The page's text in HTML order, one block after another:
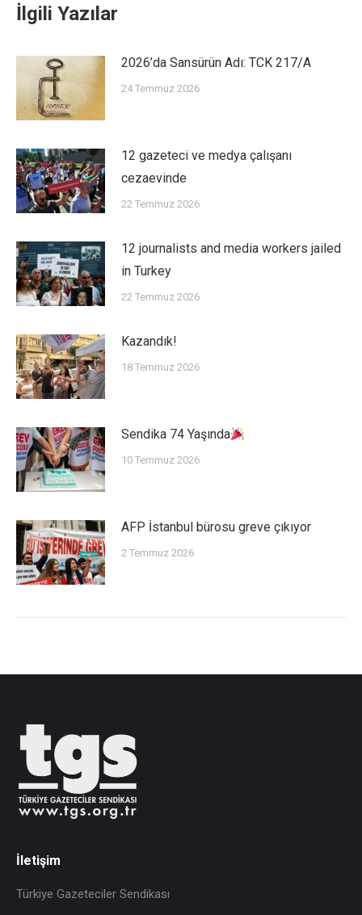
İlgili Yazılar
2026’da Sansürün Adı: TCK 217/A
24 Temmuz 2026
12 gazeteci ve medya çalışanı
cezaevinde
22 Temmuz 2026
12 journalists and media workers jailed
in Turkey
22 Temmuz 2026
Kazandık!
18 Temmuz 2026
Sendika 74 Yaşında
10 Temmuz 2026
AFP İstanbul bürosu greve çıkıyor
2 Temmuz 2026
İletişim
Türkiye Gazeteciler Sendikası